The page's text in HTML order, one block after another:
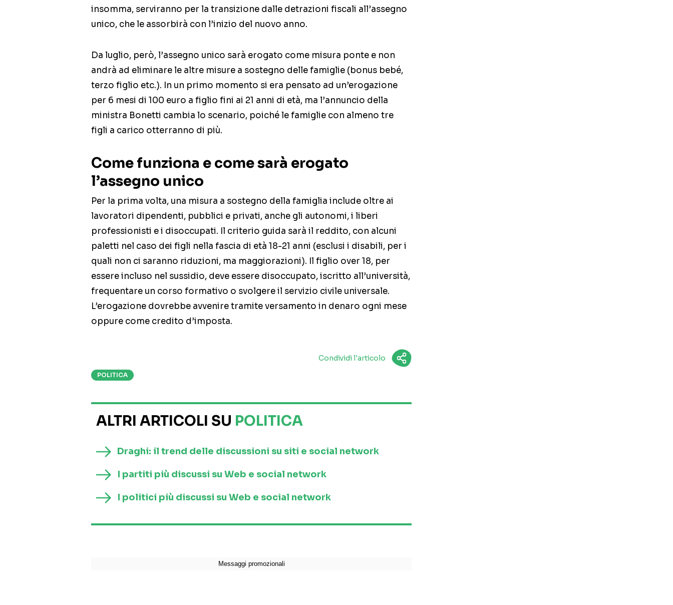
insomma, serviranno per la transizione dalle detrazioni fiscali all’assegno
unico, che le assorbirà con l’inizio del nuovo anno.
Da luglio, però, l’assegno unico sarà erogato come misura ponte e non
andrà ad eliminare le altre misure a sostegno delle famiglie (bonus bebé,
terzo figlio etc.). In un primo momento si era pensato ad un’erogazione
per 6 mesi di 100 euro a figlio fini ai 21 anni di età, ma l’annuncio della
ministra Bonetti cambia lo scenario, poiché le famiglie con almeno tre
figli a carico otterranno di più.
Come funziona e come sarà erogato
l’assegno unico
Per la prima volta, una misura a sostegno della famiglia include oltre ai
lavoratori dipendenti, pubblici e privati, anche gli autonomi, i liberi
professionisti e i disoccupati. Il criterio guida sarà il reddito, con alcuni
paletti nel caso dei figli nella fascia di età 18-21 anni (esclusi i disabili, per i
quali non ci saranno riduzioni, ma maggiorazioni). Il figlio over 18, per
essere incluso nel sussidio, deve essere disoccupato, iscritto all’università,
frequentare un corso formativo o svolgere il servizio civile universale.
L’erogazione dovrebbe avvenire tramite versamento in denaro ogni mese
oppure come credito d’imposta.
Condividi l'articolo
POLITICA
ALTRI ARTICOLI SU POLITICA
Draghi: il trend delle discussioni su siti e social network
I partiti più discussi su Web e social network
I politici più discussi su Web e social network